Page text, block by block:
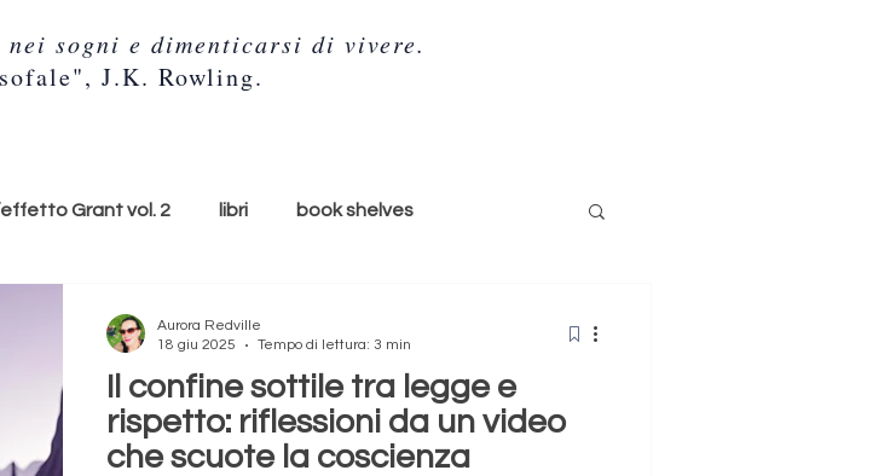
sogni e dimenticarsi di vivere.
J.K. Rowling.
Grant vol. 2 libri book shelves
relax suoni della natura sussurri società
Il confine sottile tra legge e
rispetto: riflessioni da un video
che scuote la coscienza
Aurora Redville
18 giu 2025
Tempo di lettura: 3 min